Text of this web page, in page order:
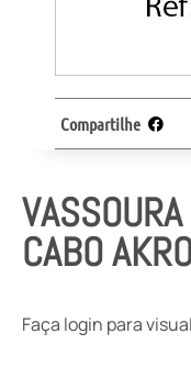
CABO
Faça login para
Compartilhe